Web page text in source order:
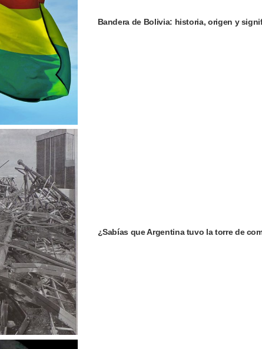
Bandera de Bolivia: historia, origen y
¿Sabías que Argentina tuvo la torre de